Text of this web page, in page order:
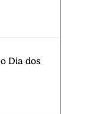
Dia dos